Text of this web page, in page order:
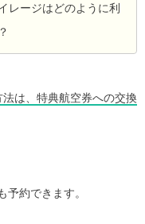
レージはどのように利
法は、特典航空券への交換
約できます。